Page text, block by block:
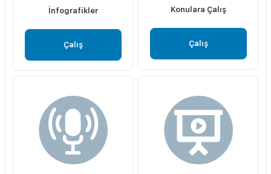
İnfografikler
Çalış
Konulara Çalış
Çalış